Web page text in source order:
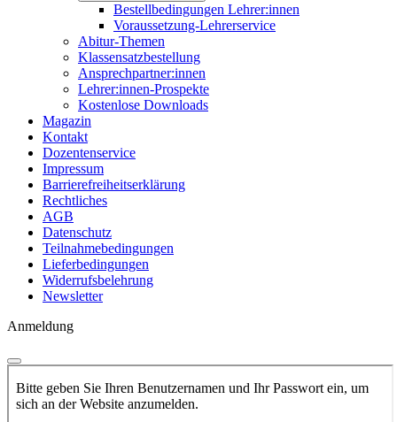
Bestellbedingungen Lehrer:innen
Voraussetzung-Lehrerservice
Abitur-Themen
Klassensatzbestellung
Ansprechpartner:innen
Lehrer:innen-Prospekte
Kostenlose Downloads
Magazin
Kontakt
Dozentenservice
Impressum
Barrierefreiheitserklärung
Rechtliches
AGB
Datenschutz
Teilnahmebedingungen
Lieferbedingungen
Widerrufsbelehrung
Newsletter
Anmeldung